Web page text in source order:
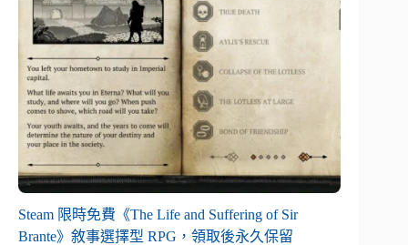
Steam 限時免費《The Life and Suffering of Sir
Brante》敘事選擇型 RPG，領取後永久保留